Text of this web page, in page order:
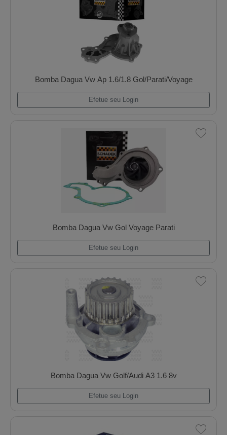
Bomba Dagua Mwm 4.10/6.10 Tca 4/6 Cil.
Efetue seu Login
Bomba Dagua Mwm D225/226/229/Td229
Efetue seu Login